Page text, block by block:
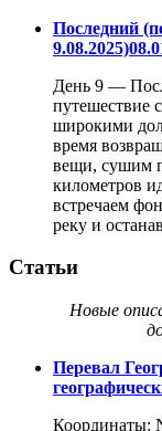
Последний
9.08.2025)
День 9 —
путешествие
широкими
время
вещи, сушим
километров
встречаем
реку и
Статьи
Новые
Перевал
Координаты: